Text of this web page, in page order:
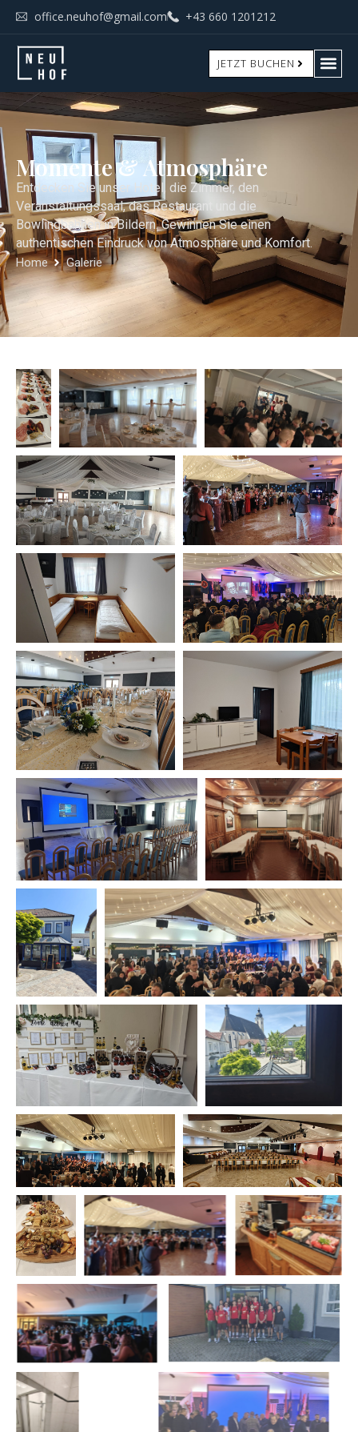
office.neuhof@gmail.com +43 660 1201212
JETZT BUCHEN
Momente & Atmosphäre
Entdecken Sie unser Hotel, die Zimmer, den
Veranstaltungssaal, das Restaurant und die
Bowlingbahnen in Bildern. Gewinnen Sie einen
authentischen Eindruck von Atmosphäre und Komfort.
Home Galerie